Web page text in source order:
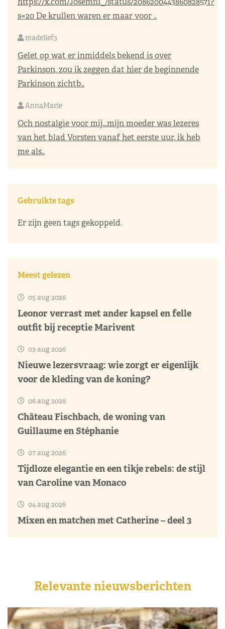
s=20 De krullen waren er maar voor ..
madelief3
Gelet op wat er inmiddels bekend is over
Parkinson, zou ik zeggen dat hier de beginnende
Parkinson zichtb..
AnnaMarie
Och nostalgie voor mij…mijn moeder was lezeres
van het blad Vorsten vanaf het eerste uur, ik heb
me als..
Gebruikte tags
Er zijn geen tags gekoppeld.
Meest gelezen
05 aug 2026
Leonor verrast met ander kapsel en felle
outfit bij receptie Marivent
03 aug 2026
Nieuwe lezersvraag: wie zorgt er eigenlijk
voor de kleding van de koning?
06 aug 2026
Château Fischbach, de woning van
Guillaume en Stéphanie
07 aug 2026
Tijdloze elegantie en een tikje rebels: de stijl
van Caroline van Monaco
04 aug 2026
Mixen en matchen met Catherine – deel 3
Relevante nieuwsberichten